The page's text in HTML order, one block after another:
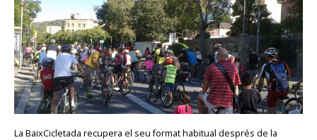
La BaixCicletada recupera el seu format habitual després de la